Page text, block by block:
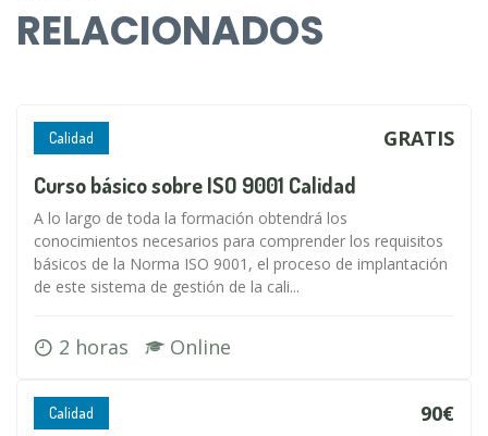
RELACIONADOS
Calidad GRATIS
Curso básico sobre ISO 9001 Calidad
A lo largo de toda la formación obtendrá los
conocimientos necesarios para comprender los requisitos
básicos de la Norma ISO 9001, el proceso de implantación
de este sistema de gestión de la cali...
2 horas Online
Calidad 90€